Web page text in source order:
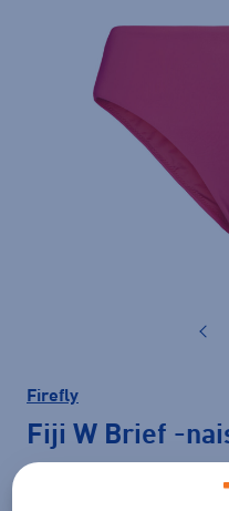
Firefly
Fiji W Brief -